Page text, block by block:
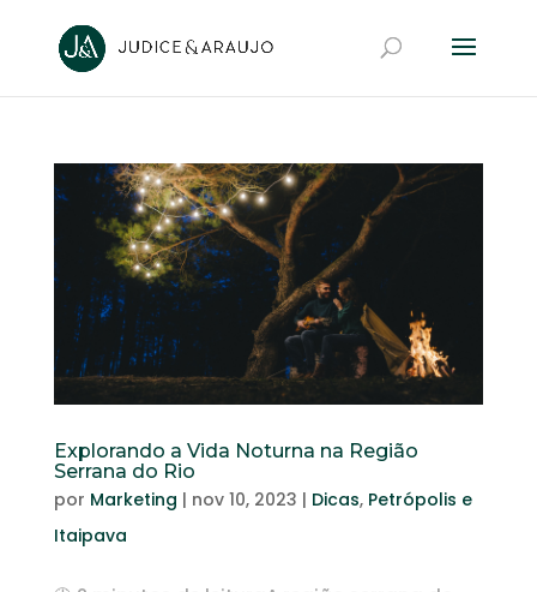
Explorando a Vida Noturna na Região
Serrana do Rio
por Marketing | nov 10, 2023 | Dicas, Petrópolis e
Itaipava